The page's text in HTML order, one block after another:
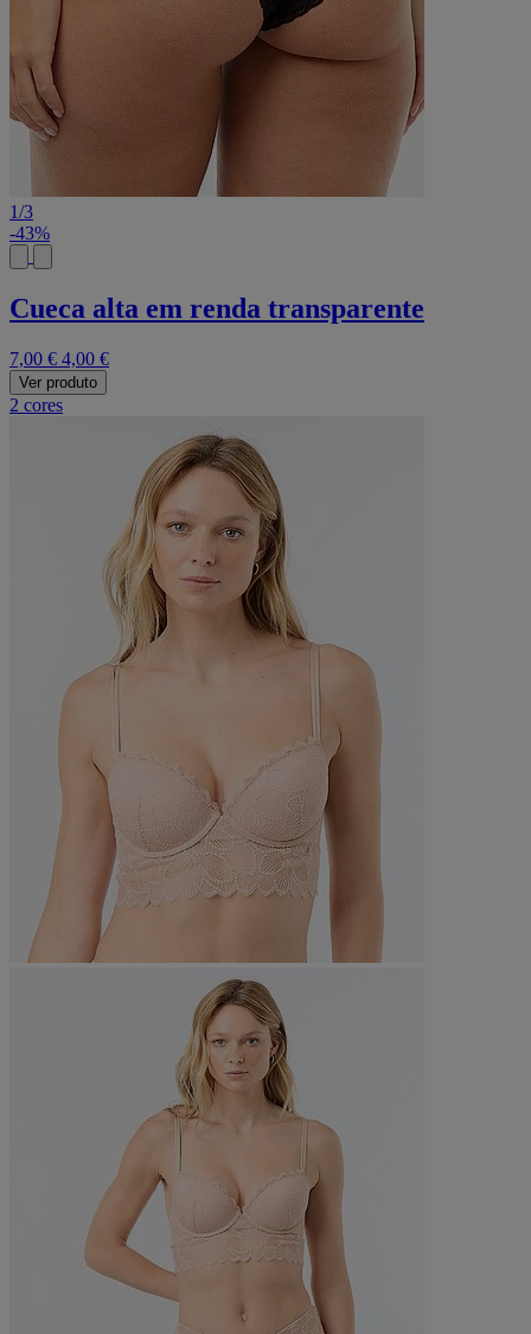
1/3
-43%
Cueca alta em renda transparente
7,00 € 4,00 €
Ver produto
2 cores